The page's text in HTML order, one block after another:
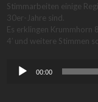
Stimmarbeiten einige
30er-Jahre sind.
Es erklingen Krummhorn
4′ und weitere Stimmen
Audio-
Player
00:00